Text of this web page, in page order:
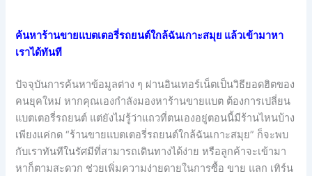
ค้นหาร้านขายแบตเตอรี่รถยนต์ใกล้ฉันเกาะสมุย แล้วเข้ามาหา
เราได้ทันที
ปัจจุบันการค้นหาข้อมูลต่าง ๆ ผ่านอินเทอร์เน็ตเป็นวิธียอดฮิตของ
คนยุคใหม่ หากคุณเองกำลังมองหาร้านขายแบต ต้องการเปลี่ยน
แบตเตอรี่รถยนต์ แต่ยังไม่รู้ว่าแถวที่ตนเองอยู่ตอนนี้มีร้านไหนบ้าง
เพียงแค่กด “ร้านขายแบตเตอรี่รถยนต์ใกล้ฉันเกาะสมุย” ก็จะพบ
กับเราทันทีในรัศมีที่สามารถเดินทางได้ง่าย หรือลูกค้าจะเข้ามา
หาก็ตามสะดวก ช่วยเพิ่มความง่ายดายในการซื้อ ขาย แลก เทิร์น